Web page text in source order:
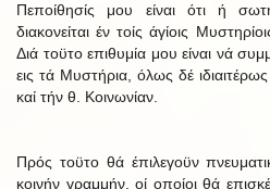
Πεποίθησίς μου είναι ότι ή
διακονείται έν τοίς άγίοις
Διά τοϋτο επιθυμία μου είναι νά
εις τά Μυστήρια, όλως δέ
καί τήν θ. Κοινωνίαν.
Πρός τοϋτο θά έπιλεγοϋν
κοινήν γραμμήν, οί οποίοι θά